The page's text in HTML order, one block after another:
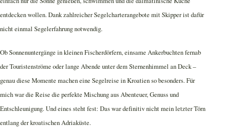
entdecken wollen. Dank zahlreicher Segelcharterangebote mit Skipper ist dafür
nicht einmal Segelerfahrung notwendig.
Ob Sonnenuntergänge in kleinen Fischerdörfern, einsame Ankerbuchten fernab
der Touristenströme oder lange Abende unter dem Sternenhimmel an Deck –
genau diese Momente machen eine Segelreise in Kroatien so besonders. Für
mich war die Reise die perfekte Mischung aus Abenteuer, Genuss und
Entschleunigung. Und eines steht fest: Das war definitiv nicht mein letzter Törn
entlang der kroatischen Adriaküste.